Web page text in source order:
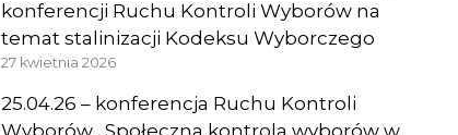
konferencji Ruchu Kontroli Wyborów na
temat stalinizacji Kodeksu Wyborczego
27 kwietnia 2026
25.04.26 – konferencja Ruchu Kontroli
Wyborów „Społeczna kontrola wyborów w